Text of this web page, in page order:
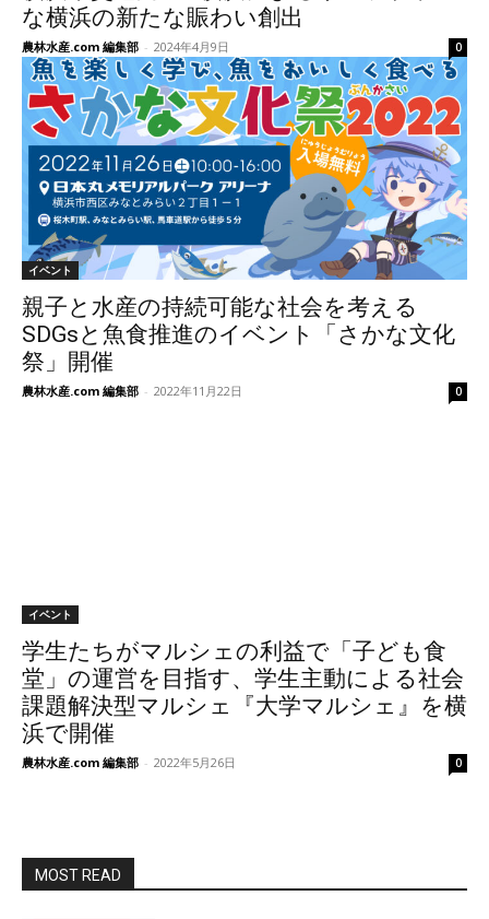
な横浜の新たな賑わい創出
農林水産.com 編集部 - 2024年4月9日 0
イベント
親子と水産の持続可能な社会を考える
SDGsと魚食推進のイベント「さかな文化
祭」開催
農林水産.com 編集部 - 2022年11月22日 0
イベント
​学生たちがマルシェの利益で「子ども食
堂」の運営を目指す、学生主動による社会
課題解決型マルシェ『大学マルシェ』を横
浜で開催
農林水産.com 編集部 - 2022年5月26日 0
MOST READ